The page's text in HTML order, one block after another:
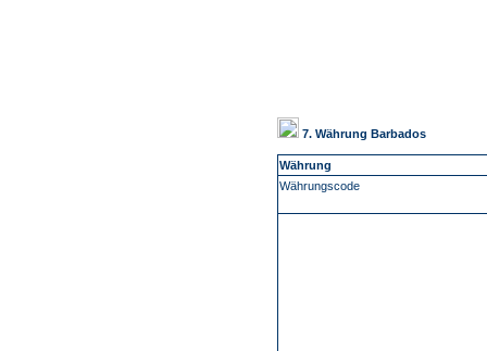
7. Währung Barbados
Währung
Währungscode